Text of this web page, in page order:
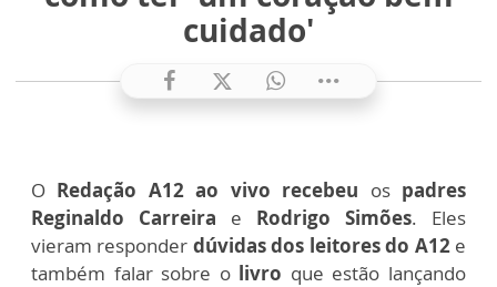
cuidado'
O Redação A12 ao vivo recebeu os padres
Reginaldo Carreira e Rodrigo Simões. Eles
vieram responder dúvidas dos leitores do A12e
também falar sobre olivro que estão lançando